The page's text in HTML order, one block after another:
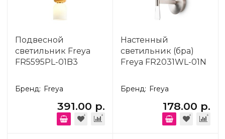
Подвесной
светильник Freya
FR5595PL-01B3
Бренд: Freya
391.00 р.
Настенный
светильник (бра)
Freya FR2031WL-01N
Бренд: Freya
178.00 р.